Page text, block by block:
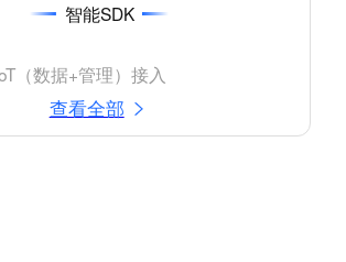
智能SDK
（数据+管理）接入
查看全部